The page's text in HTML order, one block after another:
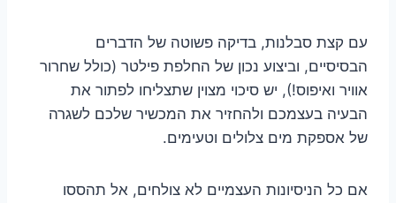
עם קצת סבלנות, בדיקה פשוטה של הדברים
הבסיסיים, וביצוע נכון של החלפת פילטר (כולל שחרור
אוויר ואיפוס!), יש סיכוי מצוין שתצליחו לפתור את
הבעיה בעצמכם ולהחזיר את המכשיר שלכם לשגרה
של אספקת מים צלולים וטעימים.
אם כל הניסיונות העצמיים לא צולחים, אל תהססו